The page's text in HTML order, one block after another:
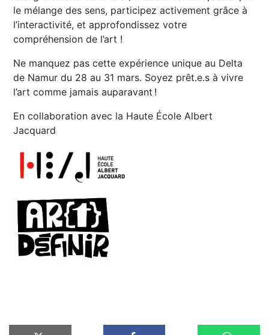
le mélange des sens, participez activement grâce à
l’interactivité, et approfondissez votre
compréhension de l’art !
Ne manquez pas cette expérience unique au Delta
de Namur du 28 au 31 mars. Soyez prêt.e.s à vivre
l’art comme jamais auparavant !
En collaboration avec la Haute École Albert
Jacquard